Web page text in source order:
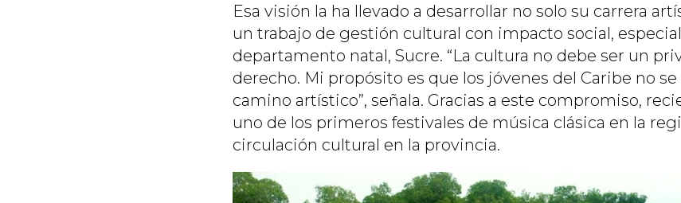
Esa visión la ha llevado a desarrollar no solo su carrera
un trabajo de gestión cultural con impacto social,
departamento natal, Sucre. “La cultura no debe ser un
derecho. Mi propósito es que los jóvenes del Caribe no
camino artístico”, señala. Gracias a este compromiso,
uno de los primeros festivales de música clásica en la
circulación cultural en la provincia.